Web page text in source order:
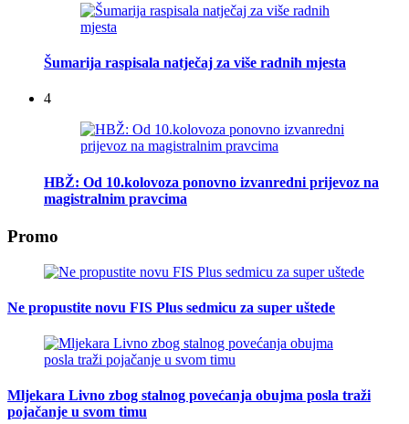
Šumarija raspisala natječaj za više radnih mjesta
4
HBŽ: Od 10.kolovoza ponovno izvanredni prijevoz na
magistralnim pravcima
Promo
Ne propustite novu FIS Plus sedmicu za super uštede
Mljekara Livno zbog stalnog povećanja obujma posla traži
pojačanje u svom timu